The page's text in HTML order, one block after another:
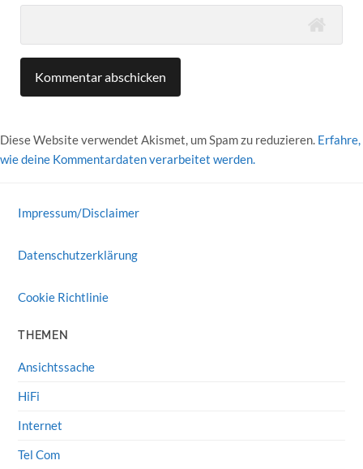
Diese Website verwendet Akismet, um Spam zu reduzieren. Erfahre,
wie deine Kommentardaten verarbeitet werden.
Impressum/Disclaimer
Datenschutzerklärung
Cookie Richtlinie
THEMEN
Ansichtssache
HiFi
Internet
Tel Com